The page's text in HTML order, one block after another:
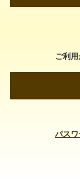
ご利
パス